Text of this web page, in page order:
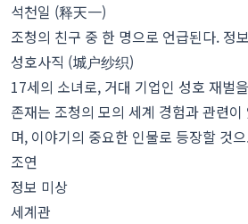
석천일 (释天一)
조청의 친구 중 한 명으로 언급된다. 정
성호사직 (城户纱织)
17세의 소녀로, 거대 기업인 성호 재벌
존재는 조청의 모의 세계 경험과 관련
며, 이야기의 중요한 인물로 등장할 것
조연
정보 미상
세계관